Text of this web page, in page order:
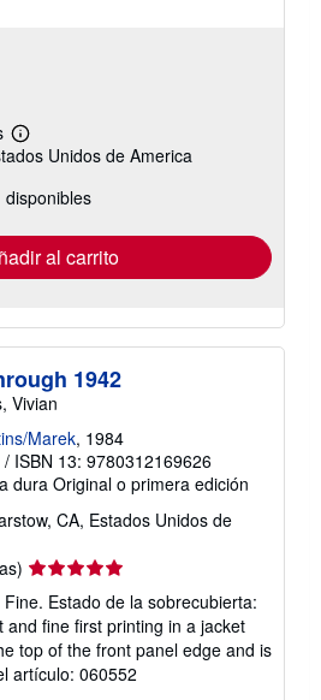
Más
información
las
tarifas
envío
Unidos de America
disponibles
al carrito
1942
Vivian
Marek, 1984
/ ISBN 13: 9780312169626
dura Original o primera edición
CA, Estados Unidos de
Calificación
vendedor:
5
de
5
Estado de la sobrecubierta:
and fine first printing in a jacket
top of the front panel edge and is
artículo: 060552